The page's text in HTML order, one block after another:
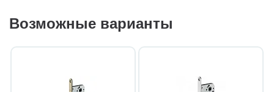
Возможные варианты